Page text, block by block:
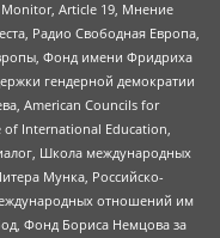
Article 19, Мнение
Радио Свободная Европа,
Фонд имени Фридриха
гендерной демократии
American Councils for
International Education,
Школа международных
Мунка, Российско-
отношений им
Фонд Бориса Немцова за